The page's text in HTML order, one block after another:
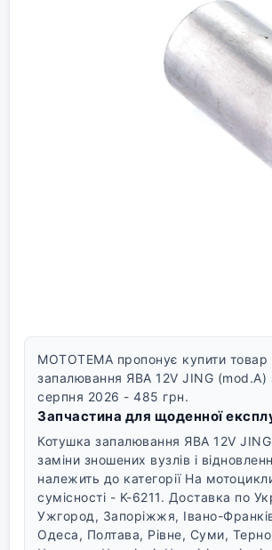
MOTOTEMA пропонує купити товар
запалювання ЯВА 12V JING (mod.A)
серпня 2026 - 485 грн.
Запчастина для щоденної
Котушка запалювання ЯВА 12V
заміни зношених вузлів і
належить до категорії На
сумісності - K-6211. Доставка по
Ужгород, Запоріжжя, Івано-
Одеса, Полтава, Рівне, Суми,